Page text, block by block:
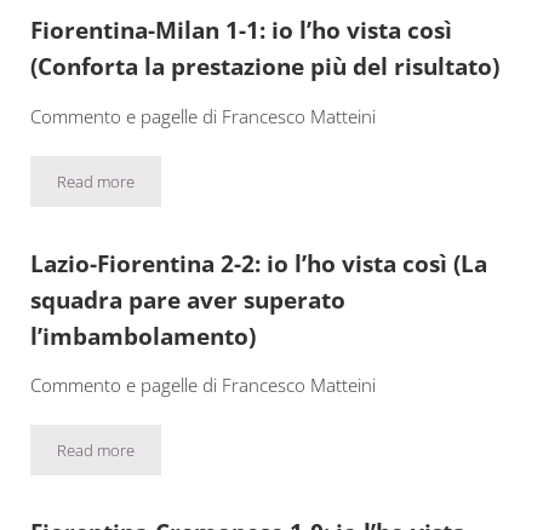
Fiorentina-Milan 1-1: io l’ho vista così
(Conforta la prestazione più del risultato)
Commento e pagelle di Francesco Matteini
Read moreFiorentina-Milan 1-1: io l’ho vista così (Conforta la prestazione
Lazio-Fiorentina 2-2: io l’ho vista così (La
squadra pare aver superato
l’imbambolamento)
Commento e pagelle di Francesco Matteini
Read moreLazio-Fiorentina 2-2: io l’ho vista così (La squadra pare aver